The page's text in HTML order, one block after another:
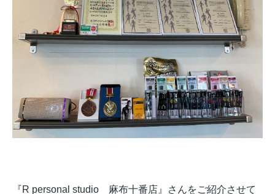
『R personal studio 麻布十番店』さんをご紹介させて